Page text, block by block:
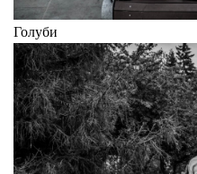
Голуби